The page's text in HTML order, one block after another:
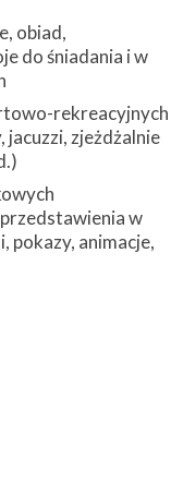
obiad,
do śniadania i w
rekreacyjnych
jacuzzi, zjeżdżalnie
w
pokazy, animacje,